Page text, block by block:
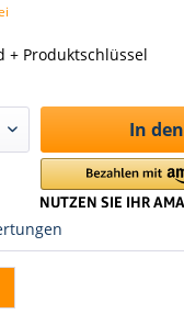
+ Produktschlüssel
In den